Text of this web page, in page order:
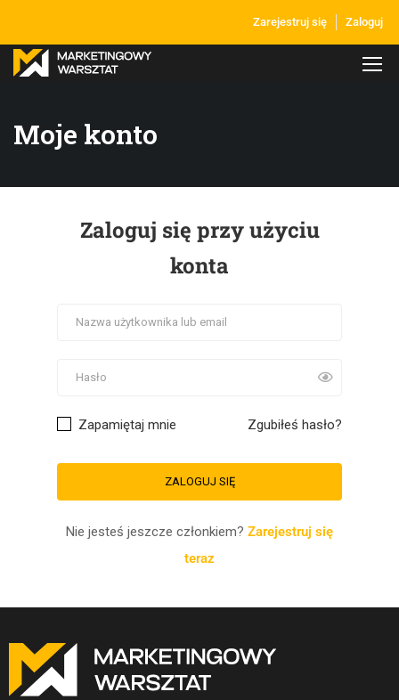
Zarejestruj się Zaloguj
Moje konto
Zaloguj się przy użyciu
konta
Zgubiłeś hasło?
Zapamiętaj mnie
Nie jesteś jeszcze członkiem? Zarejestruj się
teraz